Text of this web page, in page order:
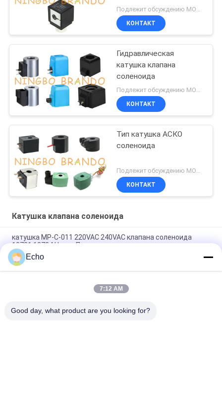
Подлежит обсуждению MOQ:1 набор
КОНТАКТ
Гидравлическая
катушка клапана
соленоида
Подлежит обсуждению MOQ:1 набор
КОНТАКТ
Тип катушка АСКО
соленоида
КОНТАКТ
Катушка клапана соленоида
катушка MP-C-011 220VAC 240VAC клапана соленоида
18721 18724 Henny Пенни
6013 6014 DC 110V 230V 50Hz 8W 11W 15W катушки 24V
клапана соленоида c
Катушка EVI 7/9 12V 24V 110V 220V 4.8W 6.5W 5.5VA 6VA
Echo
7:12 AM
Good day, what product are you looking for?